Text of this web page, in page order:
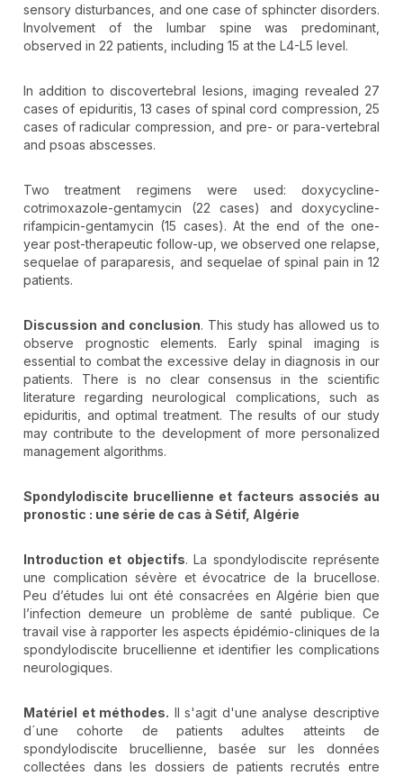
sensory disturbances, and one case of sphincter disorders.
Involvement of the lumbar spine was predominant,
observed in 22 patients, including 15 at the L4-L5 level.
In addition to discovertebral lesions, imaging revealed 27
cases of epiduritis, 13 cases of spinal cord compression, 25
cases of radicular compression, and pre- or para-vertebral
and psoas abscesses.
Two treatment regimens were used: doxycycline-
cotrimoxazole-gentamycin (22 cases) and doxycycline-
rifampicin-gentamycin (15 cases). At the end of the one-
year post-therapeutic follow-up, we observed one relapse,
sequelae of paraparesis, and sequelae of spinal pain in 12
patients.
Discussion and conclusion. This study has allowed us to
observe prognostic elements. Early spinal imaging is
essential to combat the excessive delay in diagnosis in our
patients. There is no clear consensus in the scientific
literature regarding neurological complications, such as
epiduritis, and optimal treatment. The results of our study
may contribute to the development of more personalized
management algorithms.
Spondylodiscite brucellienne et facteurs associés au
pronostic : une série de cas à Sétif, Algérie
Introduction et objectifs. La spondylodiscite représente
une complication sévère et évocatrice de la brucellose.
Peu d’études lui ont été consacrées en Algérie bien que
l’infection demeure un problème de santé publique. Ce
travail vise à rapporter les aspects épidémio-cliniques de la
spondylodiscite brucellienne et identifier les complications
neurologiques.
Matériel et méthodes. Il s'agit d'une analyse descriptive
d´une cohorte de patients adultes atteints de
spondylodiscite brucellienne, basée sur les données
collectées dans les dossiers de patients recrutés entre